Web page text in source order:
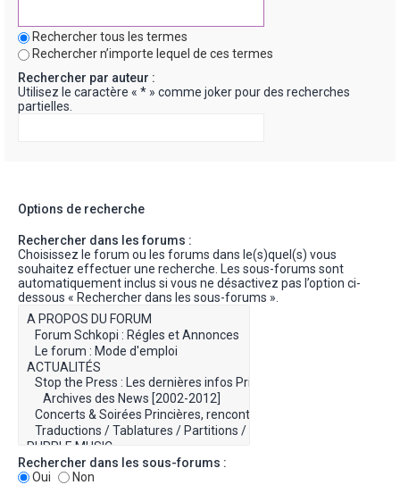
Rechercher tous les termes
Rechercher n’importe lequel de ces termes
Rechercher par auteur :
Utilisez le caractère « * » comme joker pour des recherches
partielles.
Options de recherche
Rechercher dans les forums :
Choisissez le forum ou les forums dans le(s)quel(s) vous
souhaitez effectuer une recherche. Les sous-forums sont
automatiquement inclus si vous ne désactivez pas l’option ci-
dessous « Rechercher dans les sous-forums ».
Rechercher dans les sous-forums :
Oui
Non